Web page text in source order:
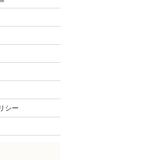
シー